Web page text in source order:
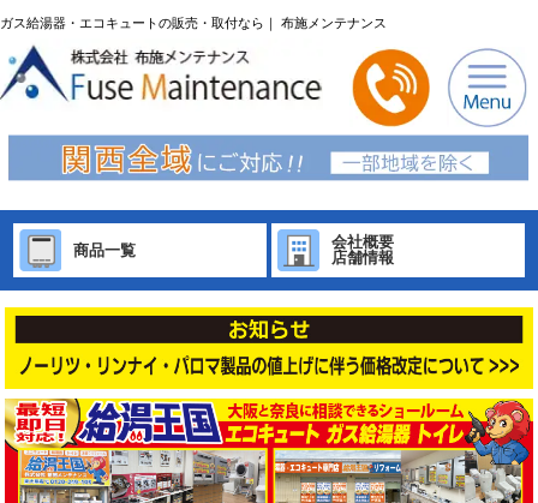
ガス給湯器・エコキュートの販売・取付なら｜ 布施メンテナンス
商品一覧
会社概要
店舗情報